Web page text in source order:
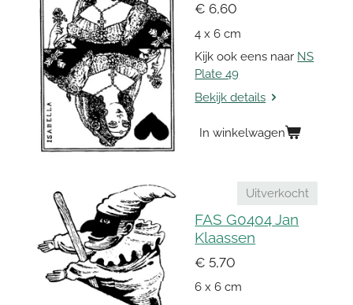
€ 6,60
4 x 6 cm
Kijk ook eens naar NS
Plate 49
Bekijk details
In winkelwagen
Uitverkocht
FAS G0404 Jan
Klaassen
€ 5,70
6 x 6 cm